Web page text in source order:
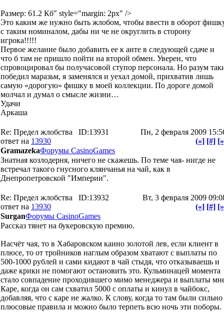
Размер: 61.2 Кб" style="margin: 2px" />
Это каким же нужно быть жлобом, чтобы ввести в оборот
с таким номиналом, дабы ни че не округлить в сторону
игрока!!!!!
Первое желание было добавить ее к анте в следующей сдаче и
что б там не пришло пойти на второй обмен. Уверен, что
спровоцировал бы получасовой ступор персонала. Но разум
победил маразьм, я заменялся и уехал домой, прихватив лишь
самую «дорогую» фишку в моей коллекции. По дороге домой
молчал и думал о смысле жизни…
Удачи
Аркаша
Re: Предел жлобства
ID:13931
ответ на 13930
Пн, 2 февраля 2009
(«] [#]
GramazekaФорумы CasinoGames
Знатная козлодерня, ничего не скажешь. По теме чая- нигде не
встречал такого гнусного клянчанья на чай, как в
Днепропетровской "Империи".
Re: Предел жлобства
ID:13932
ответ на 13930
Вт, 3 февраля 2009
(«] [#]
SurganФорумы CasinoGames
Рассказ тянет на букеровскую премию.
Насчёт чая, то в Хабаровском каино золотой лев, если клиент в
плюсе, то от тройников наглым образом хватают с выплаты по
500-1000 рублей и сами кидают в чай стыдя, что отказываешь и
даже крики не помогают остановить это. Кульминацей момента
стало совпадение проходившего мимо менеджера и выплаты
Каре, когда он сам схватил 5000 с оплаты и кинул в чайбокс,
добавляя, что с каре не жалко. К слову, когда то там были сильно
плюсовые правила и можно было терпеть всю ночь эти поборы.